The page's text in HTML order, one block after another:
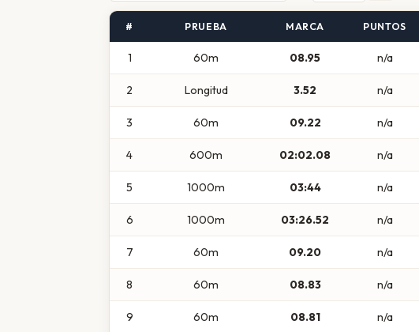
# PRUEBA MARCA PUNTOS
1 60m 08.95 n/a
2 Longitud 3.52 n/a
3 60m 09.22 n/a
4 600m 02:02.08 n/a
5 1000m 03:44 n/a
6 1000m 03:26.52 n/a
7 60m 09.20 n/a
8 60m 08.83 n/a
9 60m 08.81 n/a